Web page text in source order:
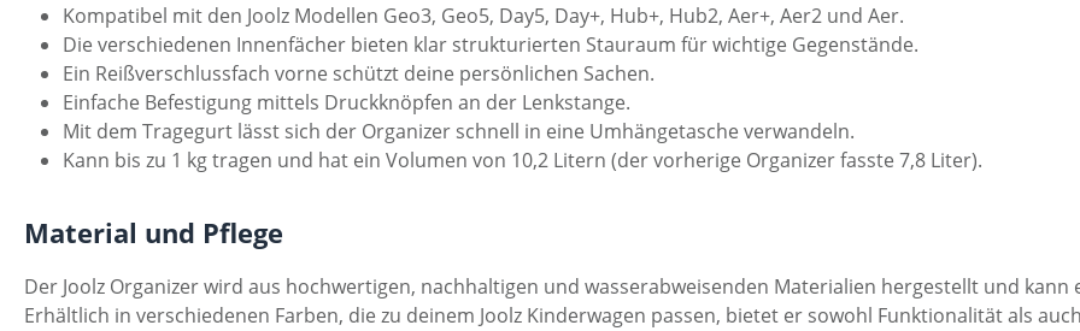
Kompatibel mit den Joolz Modellen Geo3, Geo5, Day5, Day+, Hub+, Hub2, Aer+, Aer2 und Aer.
Die verschiedenen Innenfächer bieten klar strukturierten Stauraum für wichtige Gegenstände.
Ein Reißverschlussfach vorne schützt deine persönlichen Sachen.
Einfache Befestigung mittels Druckknöpfen an der Lenkstange.
Mit dem Tragegurt lässt sich der Organizer schnell in eine Umhängetasche verwandeln.
Kann bis zu 1 kg tragen und hat ein Volumen von 10,2 Litern (der vorherige Organizer fasste 7,8 Liter).
Material und Pflege
Der Joolz Organizer wird aus hochwertigen, nachhaltigen und wasserabweisenden Materialien hergestellt und
Erhältlich in verschiedenen Farben, die zu deinem Joolz Kinderwagen passen, bietet er sowohl Funktionalität als